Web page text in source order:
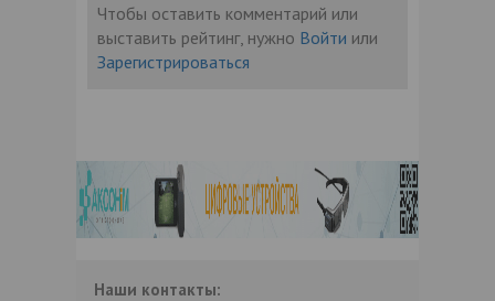
Чтобы оставить комментарий или
выставить рейтинг, нужно Войти или
Зарегистрироваться
Наши контакты: